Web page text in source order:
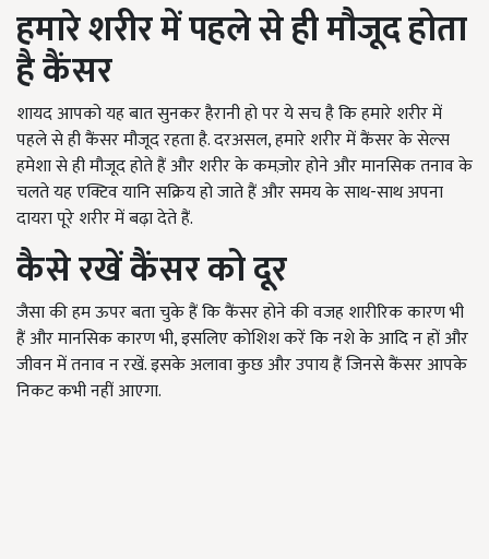
हमारे शरीर में पहले से ही मौजूद होता
है कैंसर
शायद आपको यह बात सुनकर हैरानी हो पर ये सच है कि हमारे शरीर में
पहले से ही कैंसर मौजूद रहता है. दरअसल, हमारे शरीर में कैंसर के सेल्स
हमेशा से ही मौजूद होते हैं और शरीर के कमज़ोर होने और मानसिक तनाव के
चलते यह एक्टिव यानि सक्रिय हो जाते हैं और समय के साथ-साथ अपना
दायरा पूरे शरीर में बढ़ा देते हैं.
कैसे रखें कैंसर को दूर
जैसा की हम ऊपर बता चुके हैं कि कैंसर होने की वजह शारीरिक कारण भी
हैं और मानसिक कारण भी, इसलिए कोशिश करें कि नशे के आदि न हों और
जीवन में तनाव न रखें. इसके अलावा कुछ और उपाय हैं जिनसे कैंसर आपके
निकट कभी नहीं आएगा.